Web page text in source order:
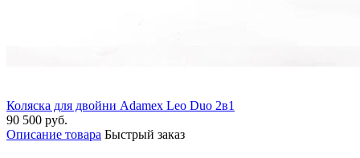
Коляска для двойни Adamex Leo Duo 2в1
90 500 руб.
Описание товара Быстрый заказ